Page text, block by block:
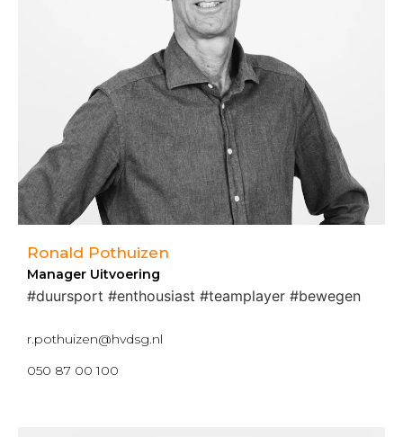
Ronald Pothuizen
Manager Uitvoering
#duursport #enthousiast #teamplayer #bewegen
r.pothuizen@hvdsg.nl
050 87 00 100